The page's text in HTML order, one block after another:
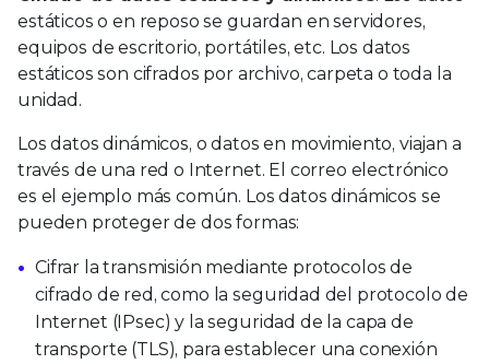
estáticos o en reposo se guardan en servidores,
equipos de escritorio, portátiles, etc. Los datos
estáticos son cifrados por archivo, carpeta o toda la
unidad.
Los datos dinámicos, o datos en movimiento, viajan a
través de una red o Internet. El correo electrónico
es el ejemplo más común. Los datos dinámicos se
pueden proteger de dos formas:
Cifrar la transmisión mediante protocolos de
cifrado de red, como la seguridad del protocolo de
Internet (IPsec) y la seguridad de la capa de
transporte (TLS), para establecer una conexión